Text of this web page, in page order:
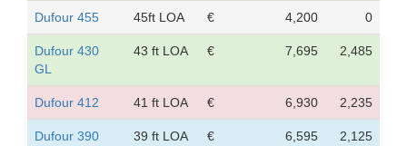
Dufour 455 45ft LOA € 4,200 0
Dufour 430
GL
43 ft LOA € 7,695 2,485
Dufour 412 41 ft LOA € 6,930 2,235
Dufour 390 39 ft LOA € 6,595 2,125